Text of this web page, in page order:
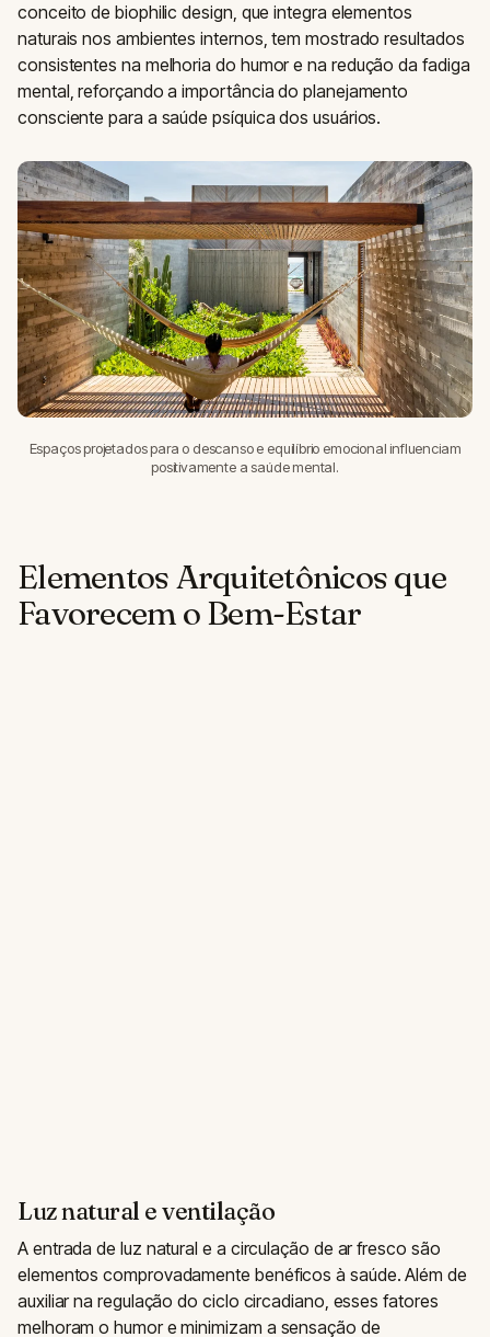
conceito de biophilic design, que integra elementos
naturais nos ambientes internos, tem mostrado resultados
consistentes na melhoria do humor e na redução da fadiga
mental, reforçando a importância do planejamento
consciente para a saúde psíquica dos usuários.
Espaços projetados para o descanso e equilíbrio emocional influenciam
positivamente a saúde mental.
Elementos Arquitetônicos que
Favorecem o Bem-Estar
Luz natural e ventilação
A entrada de luz natural e a circulação de ar fresco são
elementos comprovadamente benéficos à saúde. Além de
auxiliar na regulação do ciclo circadiano, esses fatores
melhoram o humor e minimizam a sensação de